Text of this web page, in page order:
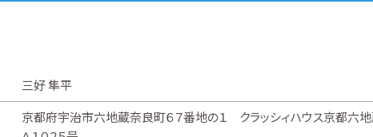
三好 隼平
京都府宇治市六地蔵奈良町６７番地の１ クラッシィハウス京都六